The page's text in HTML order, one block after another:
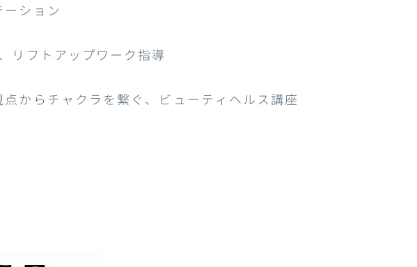
ション
フトアップワーク指導
からチャクラを繋ぐ、ビューティヘルス講座